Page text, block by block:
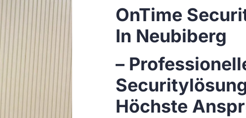
OnTime
In Neubiberg
–
Höchste